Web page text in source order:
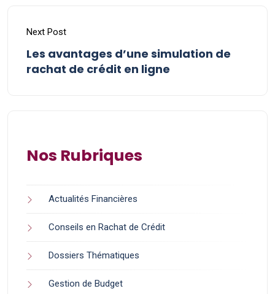
Next Post
Les avantages d’une simulation de
rachat de crédit en ligne
Nos Rubriques
Actualités Financières
Conseils en Rachat de Crédit
Dossiers Thématiques
Gestion de Budget